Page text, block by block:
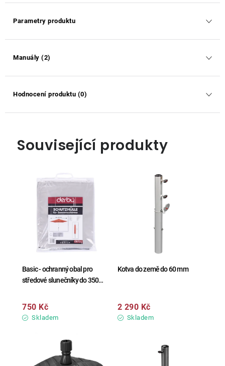
Parametry produktu
Manuály (2)
Hodnocení produktu (0)
Související produkty
Basic - ochranný obal pro
středové slunečníky do 350
Skladem
750 Kč
Kotva do země do 60 mm
Skladem
2 290 Kč